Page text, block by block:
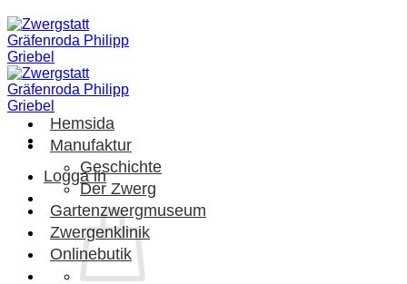
Skip
to
content
Logga in
Hemsida
Manufaktur
Geschichte
Der Zwerg
Gartenzwergmuseum
Zwergenklinik
Onlinebutik